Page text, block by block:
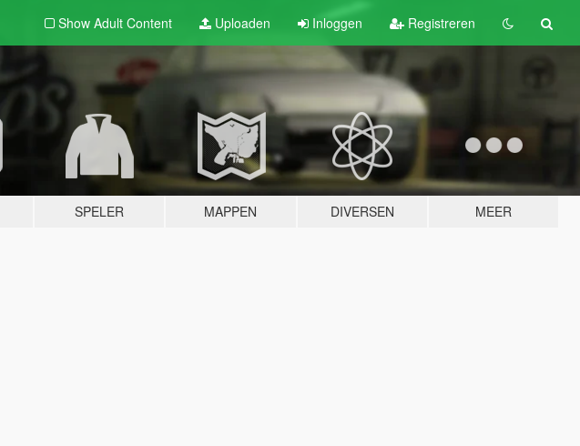
Show Adult Content Uploaden Inloggen Registreren
SPELER MAPPEN DIVERSEN MEER